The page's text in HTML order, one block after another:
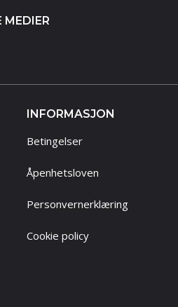
MEDIER
INFORMASJON
Betingelser
Åpenhetsloven
Personvernerklæring
Cookie policy